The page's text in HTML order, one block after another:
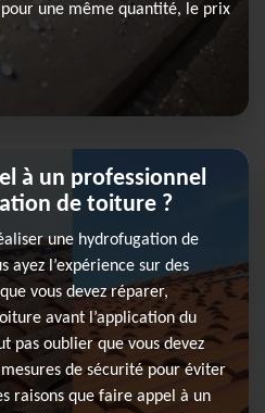
une même quantité, le prix
à un professionnel
de toiture ?
une hydrofugation de
ayez l’expérience sur des
vous devez réparer,
avant l’application du
pas oublier que vous devez
de sécurité pour éviter
raisons que faire appel à un